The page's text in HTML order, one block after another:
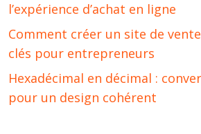
l’expérience d’achat en ligne
Comment créer un site de
clés pour entrepreneurs
Hexadécimal en décimal :
pour un design cohérent